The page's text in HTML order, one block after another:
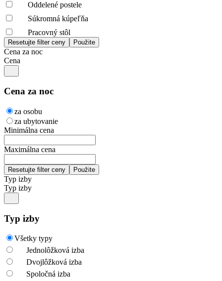
Oddelené postele
Súkromná kúpeľňa
Pracovný stôl
Cena za noc
Cena
Cena za noc
za osobu
za ubytovanie
Minimálna cena
Maximálna cena
Typ izby
Typ izby
Typ izby
Všetky typy
Jednolôžková izba
Dvojlôžková izba
Spoločná izba